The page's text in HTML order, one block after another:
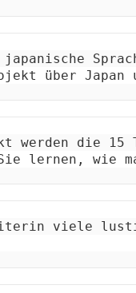
japanische
über
werden die 15
lernen, wie
viele